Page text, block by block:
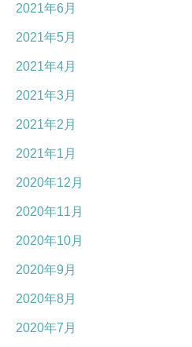
2021年6月
2021年5月
2021年4月
2021年3月
2021年2月
2021年1月
2020年12月
2020年11月
2020年10月
2020年9月
2020年8月
2020年7月